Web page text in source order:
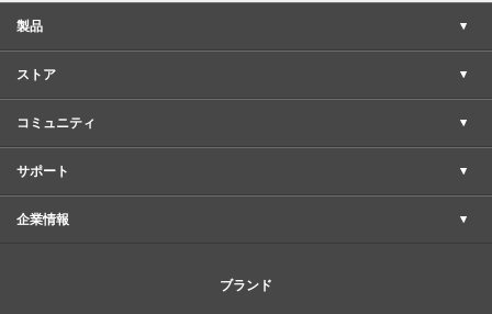
製品
ストア
コミュニティ
サポート
企業情報
ブランド